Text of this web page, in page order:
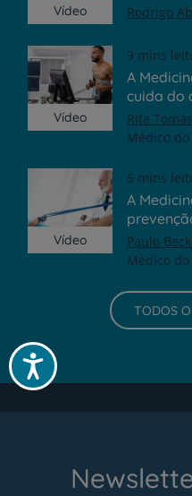
Acessibilidade
Vídeo Rodrigo
Vídeo
9 mins
A
cuida do
Rita Tomás
Médico
Vídeo
6 mins
A
Paulo
Médico
TODOS